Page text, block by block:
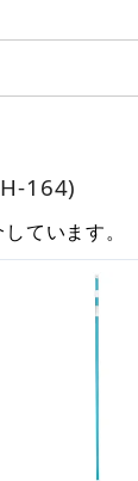
164)
ています。